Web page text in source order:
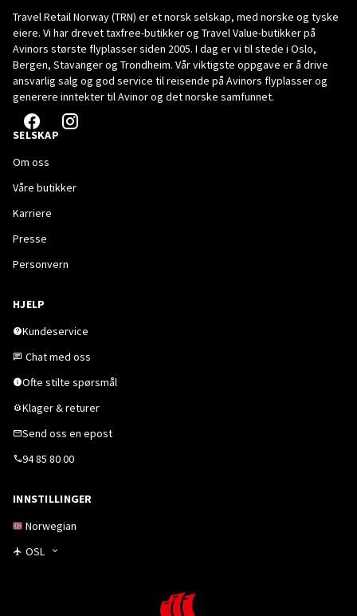
Travel Retail Norway (TRN) er et norsk selskap, med norske og tyske
eiere. Vi har drevet taxfree-butikker og Travel Value-butikker på
Avinors største flyplasser siden 2005. I dag er vi til stede i Oslo,
Bergen, Stavanger og Trondheim. Vår viktigste oppgave er å drive
ansvarlig salg og god service til reisende på Avinors flyplasser og
generere inntekter til Avinor og det norske samfunnet.
SELSKAP
Om oss
Våre butikker
Karriere
Presse
Personvern
HJELP
Kundeservice
Chat med oss
Ofte stilte spørsmål
Klager & returer
Send oss en epost
94 85 80 00
INNSTILLINGER
Norwegian
OSL